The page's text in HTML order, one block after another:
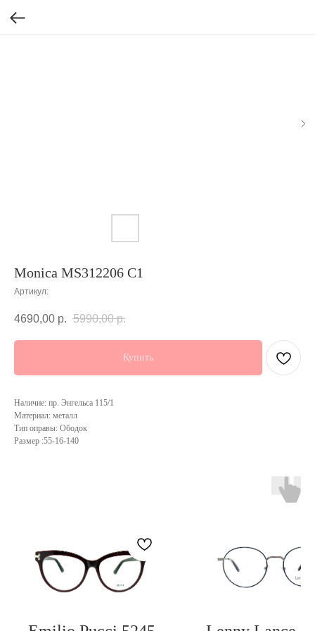
Monica MS312206 C1
Артикул:
4690,00 р. 5990,00 р.
Купить
Наличие: пр. Энгельса 115/1
Материал: металл
Тип оправы: Ободок
Размер :55-16-140